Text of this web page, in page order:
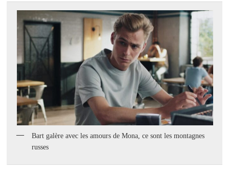
Bart galère avec les amours de Mona, ce sont les montagnes
russes